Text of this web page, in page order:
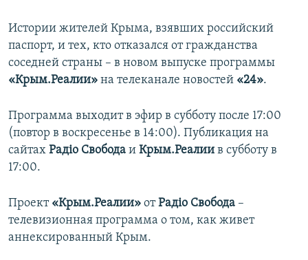
Истории жителей Крыма, взявших российский
паспорт, и тех, кто отказался от гражданства
соседней страны – в новом выпуске программы
«Крым.Реалии» на телеканале новостей «24».
Программа выходит в эфир в субботу после 17:00
(повтор в воскресенье в 14:00). Публикация на
сайтах Радіо Свобода и Крым.Реалии в субботу в
17:00.
Проект «Крым.Реалии» отРадіо Свобода –
телевизионная программа о том, как живет
аннексированный Крым.